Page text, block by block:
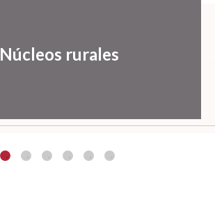
Núcleos rurales